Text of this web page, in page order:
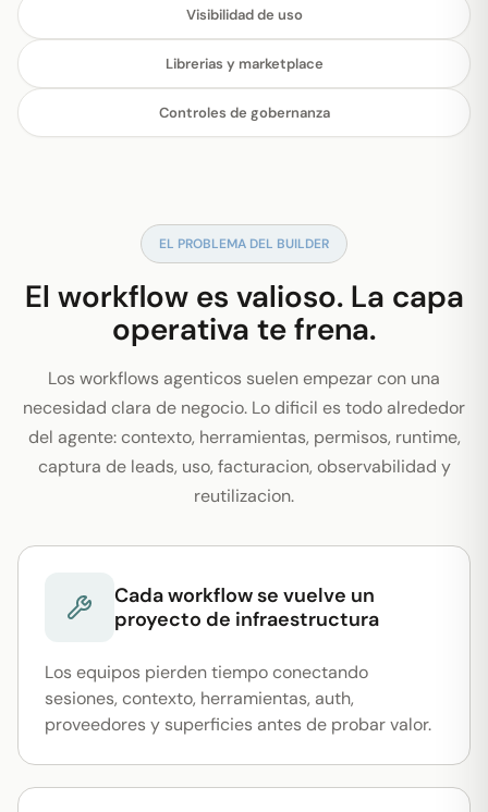
Visibilidad de uso
Librerias y marketplace
Controles de gobernanza
EL PROBLEMA DEL BUILDER
El workflow es valioso. La capa
operativa te frena.
Los workflows agenticos suelen empezar con una
necesidad clara de negocio. Lo dificil es todo alrededor
del agente: contexto, herramientas, permisos, runtime,
captura de leads, uso, facturacion, observabilidad y
reutilizacion.
Cada workflow se vuelve un
proyecto de infraestructura
Los equipos pierden tiempo conectando
sesiones, contexto, herramientas, auth,
proveedores y superficies antes de probar valor.